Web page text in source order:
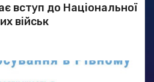
вступ до Національної
військ